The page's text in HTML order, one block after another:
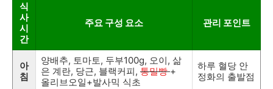
식
사
시
간
주요 구성 요소 관리 포인트
아
침
양배추, 토마토, 두부100g, 오이, 삶
은 계란, 당근, 블랙커피, 통밀빵 +
올리브오일+발사믹 식초
하루 혈당 안
정화의 출발점